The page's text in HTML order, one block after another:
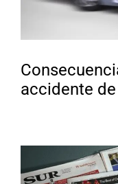
accidente